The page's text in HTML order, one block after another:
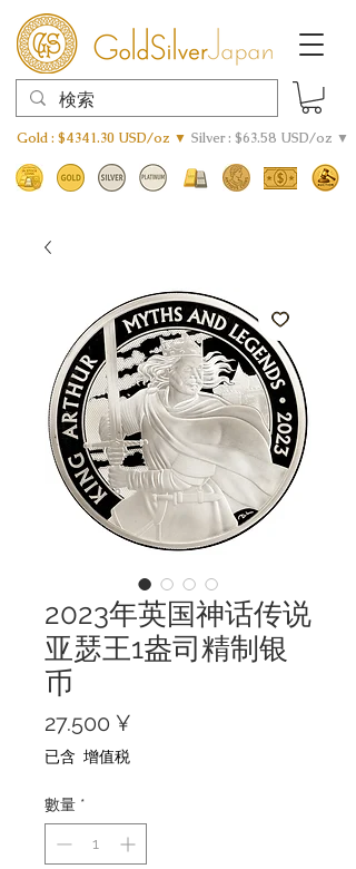
Gold : $4341.30 USD/oz ▼ Silver : $63.58 USD/oz ▼
2023年英国神话传说
亚瑟王1盎司精制银
币
27.500 ¥
已含 增值税
數量 *